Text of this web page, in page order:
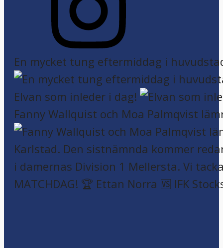
En mycket tung eftermiddag i
Elvan som inleder i dag!
Fanny Wallquist och Moa Palmqvist
MATCHDAG! 🏆 Ettan Norra 🆚 IFK